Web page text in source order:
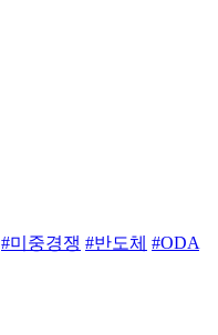
#미중경쟁 #반도체 #ODA